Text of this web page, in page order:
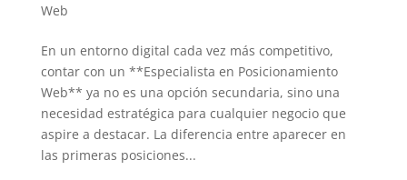
Web
En un entorno digital cada vez más competitivo,
contar con un **Especialista en Posicionamiento
Web** ya no es una opción secundaria, sino una
necesidad estratégica para cualquier negocio que
aspire a destacar. La diferencia entre aparecer en
las primeras posiciones...